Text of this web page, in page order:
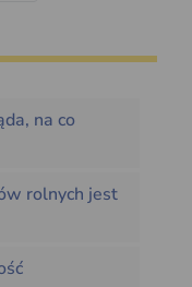
na co
rolnych jest